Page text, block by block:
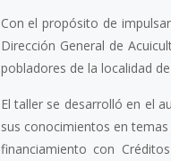
Con el propósito de
Dirección General de
pobladores de la localidad
El taller se desarrolló en el
sus conocimientos en
financiamiento con